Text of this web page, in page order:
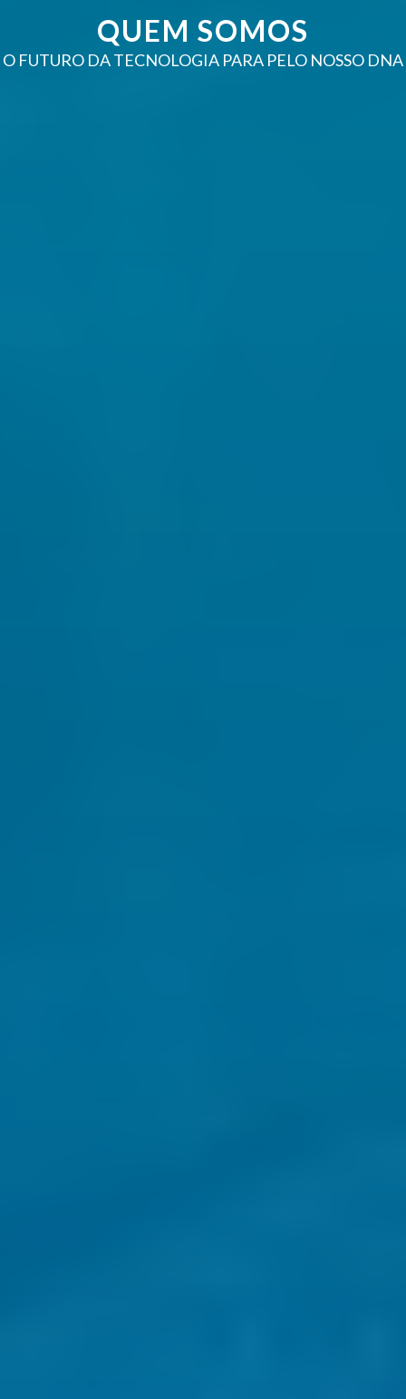
QUEM SOMOS
O FUTURO DA TECNOLOGIA PARA PELO NOSSO DNA